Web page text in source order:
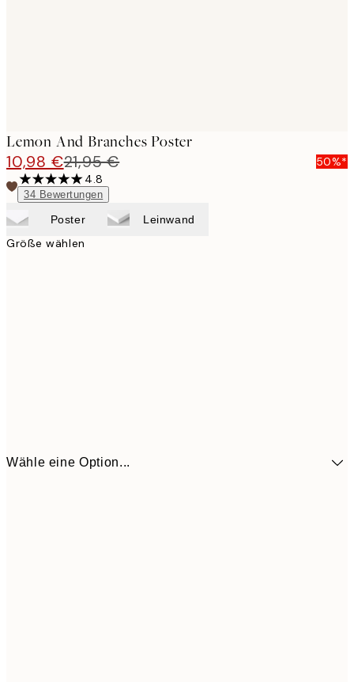
Lemon And Branches Poster
10,98 €21,95 €
50%*
4.8
34 Bewertungen
Poster Leinwand
Größe wählen
Wähle eine Option...